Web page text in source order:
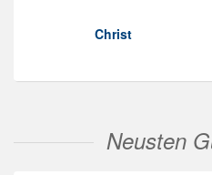
Christ
Neusten